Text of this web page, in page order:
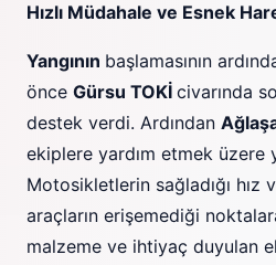
Hızlı Müdahale ve Esnek
Yangının başlamasının
önce Gürsu TOKİ civarında
destek verdi. Ardından
ekiplere yardım etmek üzere
Motosikletlerin sağladığı hız
araçların erişemediği
malzeme ve ihtiyaç duyulan